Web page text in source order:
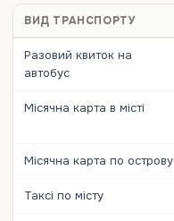
ВИД ТРАНСПОРТУ
Разовий квиток на
автобус
Місячна карта в місті
Місячна карта по острову
Таксі по місту